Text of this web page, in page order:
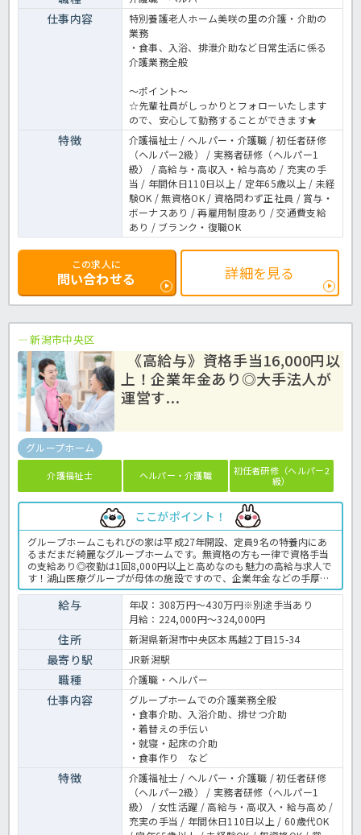
仕事内容
特別養護老人ホーム美咲の里の介護・介助の
業務
・食事、入浴、排泄介助など日常生活に係る
介護業務全般
～ポイント～
☆先輩社員がしっかりとフォローいたします
ので、安心して勤務することができます★
特徴
介護福祉士 / ヘルパー・介護職 / 初任者研修
（ヘルパー2級） / 実務者研修（ヘルパー1
級） / 高給与・高収入・給与高め / 充実の手
当 / 年間休日110日以上 / 定年65歳以上 / 未経
験OK / 無資格OK / 資格問わず正社員 / 賞与・
ボーナスあり / 再雇用制度あり / 交通費支給
あり / ブランク・復職OK
この求人に
問い合わせる 詳細を見る
新潟市中央区
《高給与》資格手当16,000円以
上！企業年金あり◎大手法人が
運営す...
グループホーム
介護福祉士 ヘルパー・介護職
初任者研修（ヘルパー2
級）
ここがポイント！
グループホームこもれびの家は平成27年開設、定員9名の特養内にあ
るまだまだ綺麗なグループホームです。無資格の方も一律で資格手当
の支給あり◎夜勤は1回8,000円以上と高めなのも魅力の高給与求人で
す！湖山医療グループが母体の施設ですので、企業年金などの手厚い
福利厚生で安定した働き方が可能ですよ♪ご興味のある方はお気軽に
ほっ介護までお問合せ下さい。グループホームでの介護業務全般で
す。 ＜介護職 正職員 グループホームの求人＞
給与
年収：308万円～430万円※別途手当あり
月給：224,000円～324,000円
住所 新潟県新潟市中央区本馬越2丁目15-34
最寄り駅 JR新潟駅
職種 介護職・ヘルパー
仕事内容
グループホームでの介護業務全般
・食事介助、入浴介助、排せつ介助
・着替えの手伝い
・就寝・起床の介助
・食事作り など
特徴
介護福祉士 / ヘルパー・介護職 / 初任者研修
（ヘルパー2級） / 実務者研修（ヘルパー1
級） / 女性活躍 / 高給与・高収入・給与高め /
充実の手当 / 年間休日110日以上 / 60歳代OK